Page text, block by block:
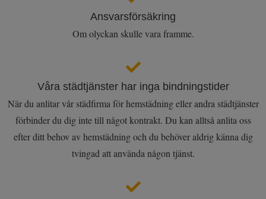
Ansvars­försäkring
Om olyckan skulle vara framme.
Våra städtjänster har inga bindningstider
När du anlitar vår städfirma för hemstädning eller andra städtjänster
förbinder du dig inte till något kontrakt. Du kan alltså anlita oss
efter ditt behov av hemstädning och du behöver aldrig känna dig
tvingad att använda någon tjänst.